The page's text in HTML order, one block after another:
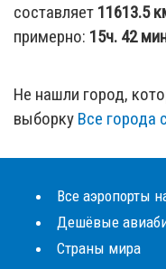
составляет 11613.5
примерно: 15ч. 42
Не нашли город,
выборку Все города
Все аэропорты
Дешёвые
Страны мира